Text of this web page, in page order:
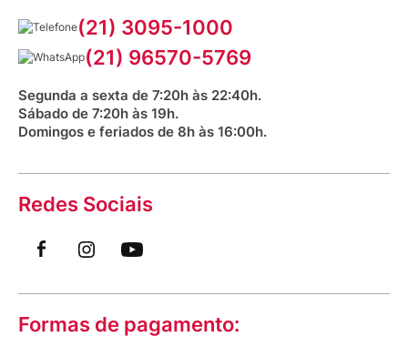
Aniversário Venancio 2025
Bioimpedância Gratuita
Fale conosco
Saúde na praça
(21) 3095-1000
(21) 96570-5769
Segunda a sexta de 7:20h às 22:40h.
Sábado de 7:20h às 19h.
Domingos e feriados de 8h às 16:00h.
Redes Sociais
Formas de pagamento: